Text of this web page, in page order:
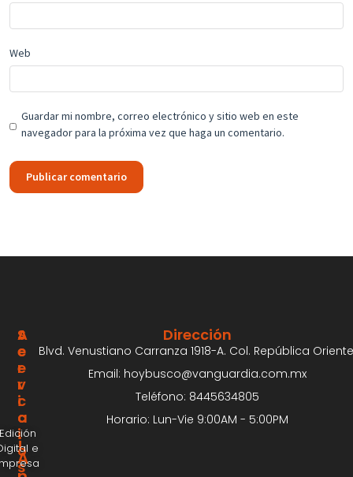
Web
Guardar mi nombre, correo electrónico y sitio web en este
navegador para la próxima vez que haga un comentario.
¡
A
S
E
R
V
I
C
I
O
S
A
C
E
R
C
A
e
Dirección
Blvd. Venustiano Carranza 1918-A. Col. República
Email: hoybusco@vanguardia.com.mx
Teléfono: 8445634805
Horario: Lun-Vie 9:00AM - 5:00PM